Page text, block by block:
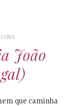
João
que caminha